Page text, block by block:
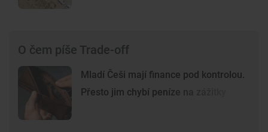
O čem píše Trade-off
Mladí Češi mají finance pod kontrolou.
Přesto jim chybí peníze na zážitky